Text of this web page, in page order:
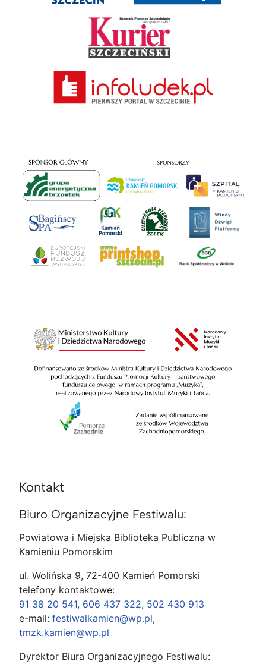
Kontakt
Biuro Organizacyjne Festiwalu:
Powiatowa i Miejska Biblioteka Publiczna w
Kamieniu Pomorskim
ul. Wolińska 9, 72-400 Kamień Pomorski
telefony kontaktowe:
91 38 20 541, 606 437 322, 502 430 913
e-mail: festiwalkamien@wp.pl,
tmzk.kamien@wp.pl
Dyrektor Biura Organizacyjnego Festiwalu: